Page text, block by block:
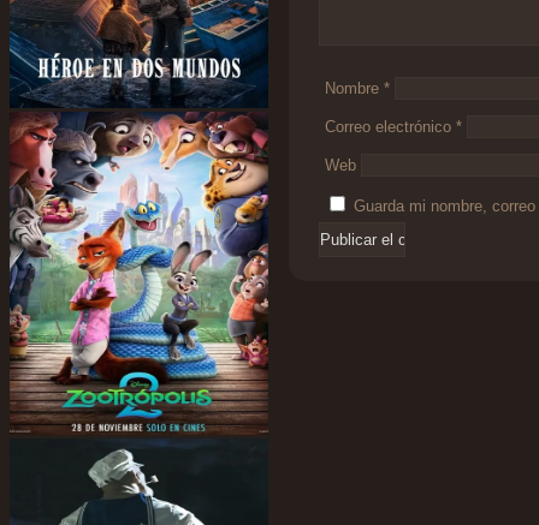
Nombre *
Correo electrónico *
Web
Guarda mi nombre,